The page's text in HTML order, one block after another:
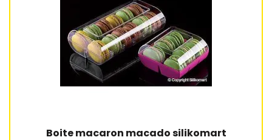
4 avis
Boite macaron macado silikomart